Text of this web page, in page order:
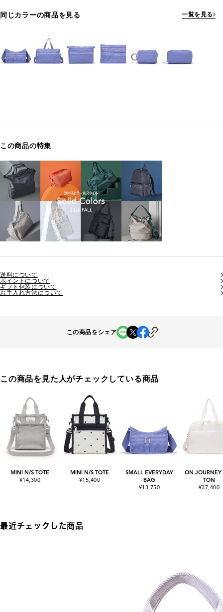
同じカラーの商品を見る 一覧を見る
この商品の特集
送料について
ポイントについて
ギフト包装について
お手入れ方法について
この商品をシェア
この商品を見た人がチェックしている商品
MINI N/S TOTE
¥14,300
MINI N/S TOTE
¥15,400
SMALL EVERYDAY
BAG
¥13,750
ON JOURNEY
TON
¥37,400
最近チェックした商品